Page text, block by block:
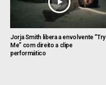
Jorja Smith libera a envolvente “Try
Me” com direito a clipe
performático